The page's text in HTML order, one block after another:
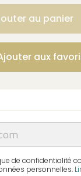
au panier
de confidentialité
personnelles.